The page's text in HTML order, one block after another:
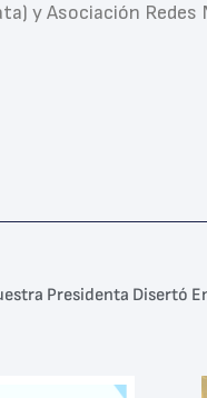
y Asociación Redes
Presidenta Disertó